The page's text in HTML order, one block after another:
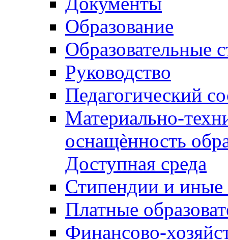
Образование
Образовательные
Руководство
Педагогический
Материально-
оснащѐнность
Доступная среда
Стипендии и иные
Платные
Финансово-